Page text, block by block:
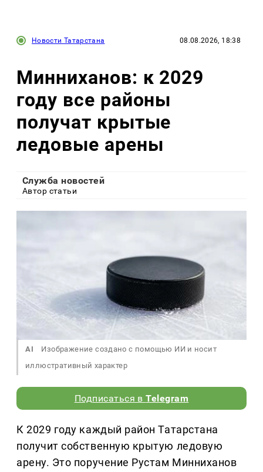
Новости Татарстана 08.08.2026, 18:38
Минниханов: к 2029
году все районы
получат крытые
ледовые арены
Служба новостей
Автор статьи
AI
Изображение создано с помощью ИИ и носит
иллюстративный характер
Подписаться вTelegram
К 2029 году каждый район Татарстана
получит собственную крытую ледовую
арену. Это поручение Рустам Минниханов